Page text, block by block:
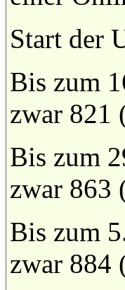
Start der
Bis zum
zwar 821
Bis zum
zwar 863
Bis zum
zwar 884